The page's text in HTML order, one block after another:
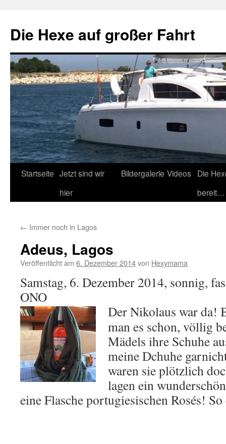
springen
Die Hexe auf großer Fahrt
Startseite Jetzt sind wir
hier
Bildergalerie Videos
Die
bereit…
← Immer noch in Lagos
Adeus, Lagos
Veröffentlicht am 6. Dezember 2014von Hexymama
Samstag, 6. Dezember 2014, sonnig,
ONO
Der Nikolaus war da!
man es schon, völlig
Mädels ihre Schuhe
meine Dchuhe
waren sie plötzlich
lagen ein
eine Flasche portugiesischen Rosés!